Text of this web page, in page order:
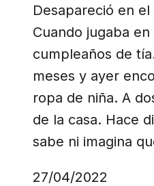
Desapareció en
Cuando jugaba
cumpleaños de
meses y ayer
ropa de niña. A
de la casa. Hace
sabe ni imagina
27/04/2022